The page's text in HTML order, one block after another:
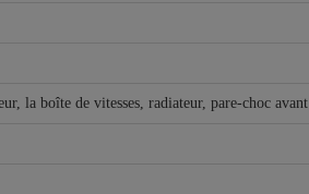
la boîte de vitesses, radiateur, pare-choc avant